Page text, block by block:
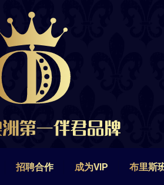
招聘合作 成为VIP 布里斯
招聘合作